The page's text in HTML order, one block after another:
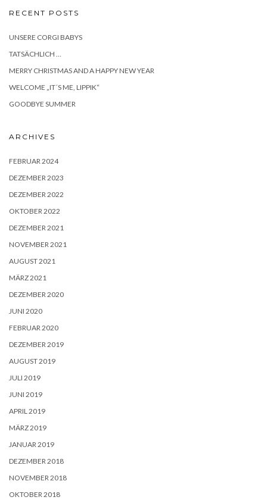
RECENT POSTS
UNSERE CORGI BABYS
TATSÄCHLICH …
MERRY CHRISTMAS AND A HAPPY NEW YEAR
WELCOME „IT´S ME, LIPPIK“
GOODBYE SUMMER
ARCHIVES
FEBRUAR 2024
DEZEMBER 2023
DEZEMBER 2022
OKTOBER 2022
DEZEMBER 2021
NOVEMBER 2021
AUGUST 2021
MÄRZ 2021
DEZEMBER 2020
JUNI 2020
FEBRUAR 2020
DEZEMBER 2019
AUGUST 2019
JULI 2019
JUNI 2019
APRIL 2019
MÄRZ 2019
JANUAR 2019
DEZEMBER 2018
NOVEMBER 2018
OKTOBER 2018